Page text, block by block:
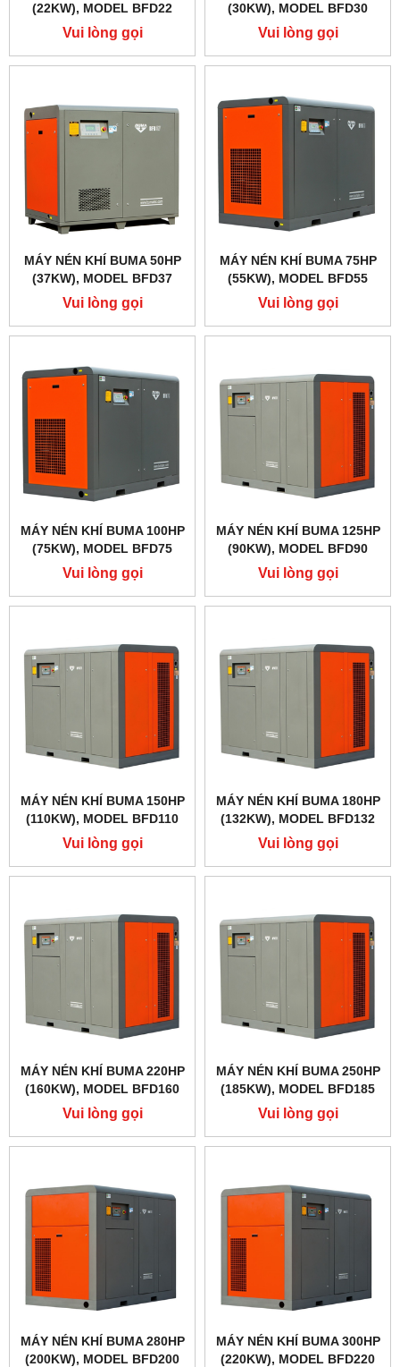
(22KW), MODEL BFD22
Vui lòng gọi
(30KW), MODEL BFD30
Vui lòng gọi
MÁY NÉN KHÍ BUMA 50HP
(37KW), MODEL BFD37
Vui lòng gọi
MÁY NÉN KHÍ BUMA 75HP
(55KW), MODEL BFD55
Vui lòng gọi
MÁY NÉN KHÍ BUMA 100HP
(75KW), MODEL BFD75
Vui lòng gọi
MÁY NÉN KHÍ BUMA 125HP
(90KW), MODEL BFD90
Vui lòng gọi
MÁY NÉN KHÍ BUMA 150HP
(110KW), MODEL BFD110
Vui lòng gọi
MÁY NÉN KHÍ BUMA 180HP
(132KW), MODEL BFD132
Vui lòng gọi
MÁY NÉN KHÍ BUMA 220HP
(160KW), MODEL BFD160
Vui lòng gọi
MÁY NÉN KHÍ BUMA 250HP
(185KW), MODEL BFD185
Vui lòng gọi
MÁY NÉN KHÍ BUMA 280HP
(200KW), MODEL BFD200
MÁY NÉN KHÍ BUMA 300HP
(220KW), MODEL BFD220